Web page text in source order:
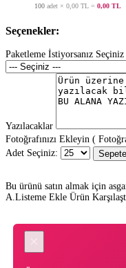
100 adet × 0,00 TL = 0,00 TL
Seçenekler:
Paketleme İstiyorsanız Seçiniz
Yazılacaklar
Fotoğrafınızı Ekleyin (
Adet Seçiniz:
Bu ürünü satın almak için
A.Listeme Ekle Ürün